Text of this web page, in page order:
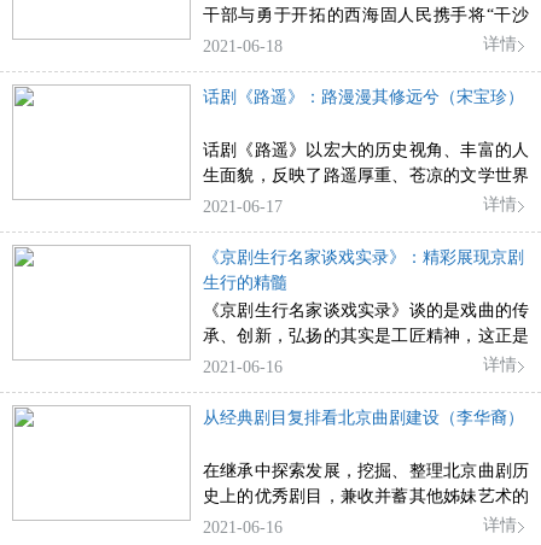
干部与勇于开拓的西海固人民携手将“干沙
滩变成金沙滩”的感人故事，展现了宁夏银
2021-06-18 详情
话剧《路遥》：路漫漫其修远兮（宋宝珍）
话剧《路遥》以宏大的历史视角、丰富的人
生面貌，反映了路遥厚重、苍凉的文学世界
和心灵世界。
2021-06-17 详情
《京剧生行名家谈戏实录》：精彩展现京剧
生行的精髓
《京剧生行名家谈戏实录》谈的是戏曲的传
承、创新，弘扬的其实是工匠精神，这正是
该书的魂。
2021-06-16 详情
从经典剧目复排看北京曲剧建设（李华裔）
在继承中探索发展，挖掘、整理北京曲剧历
史上的优秀剧目，兼收并蓄其他姊妹艺术的
精华，在守正创新中重塑剧种新时代的审美
2021-06-16 详情